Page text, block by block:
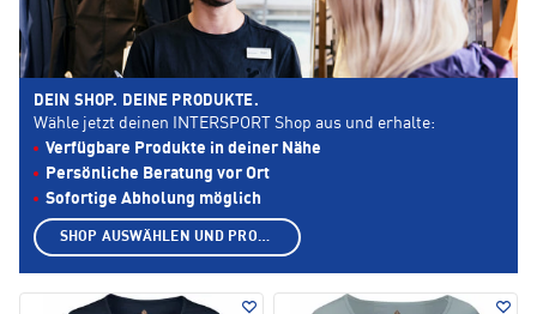
DEIN SHOP. DEINE PRODUKTE.
Wähle jetzt deinen INTERSPORT Shop aus und erhalte:
Verfügbare Produkte in deiner Nähe
Persönliche Beratung vor Ort
Sofortige Abholung möglich
SHOP AUSWÄHLEN UND PRODUKTE ANZEIGEN